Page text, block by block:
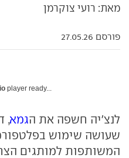
מאת: רועי צוקרמן
פורסם 27.05.26
player ready...
לנצ'יה חשפה את הגמא,
שעושה שימוש
המשותפות למותגים